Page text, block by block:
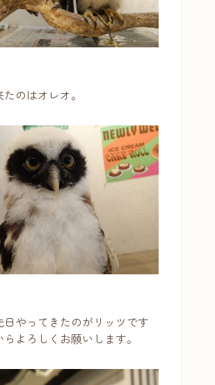
のはオレオ。
日やってきたのがリッツです
よろしくお願いします。